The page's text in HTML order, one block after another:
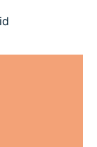
en het VK
en Five